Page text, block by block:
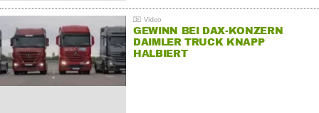
GEWINN BEI DAX-KONZERN
DAIMLER TRUCK KNAPP
HALBIERT